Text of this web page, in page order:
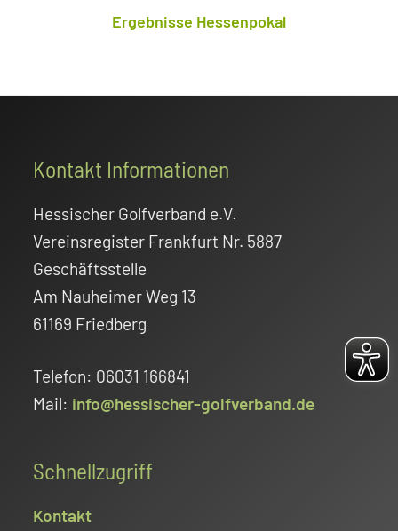
Ergebnisse Hessenpokal
FooterKontakt Informationen
Hessischer Golfverband e.V.
Vereinsregister Frankfurt Nr. 5887
Geschäftsstelle
Am Nauheimer Weg 13
61169 Friedberg
Telefon: 06031 166841
Mail: info@hessischer-golfverband.de
Schnellzugriff
Kontakt